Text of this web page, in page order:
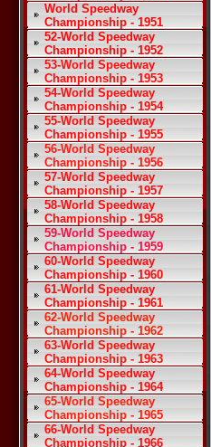
World Speedway
Championship - 1951
52-World Speedway
Championship - 1952
53-World Speedway
Championship - 1953
54-World Speedway
Championship - 1954
55-World Speedway
Championship - 1955
56-World Speedway
Championship - 1956
57-World Speedway
Championship - 1957
58-World Speedway
Championship - 1958
59-World Speedway
Championship - 1959
60-World Speedway
Championship - 1960
61-World Speedway
Championship - 1961
62-World Speedway
Championship - 1962
63-World Speedway
Championship - 1963
64-World Speedway
Championship - 1964
65-World Speedway
Championship - 1965
66-World Speedway
Championship - 1966